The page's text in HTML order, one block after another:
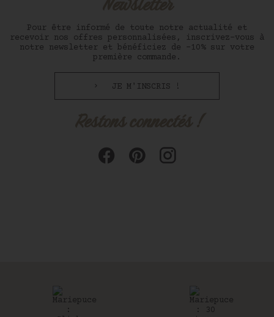
Pour être informé de toute notre actualité et
recevoir nos offres personnalisées, inscrivez-vous à
notre newsletter et bénéficiez de -10% sur votre
première commande.
JE M'INSCRIS !